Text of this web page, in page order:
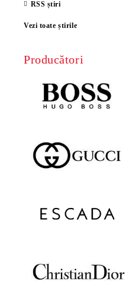
RSS știri
Vezi toate știrile
Producători